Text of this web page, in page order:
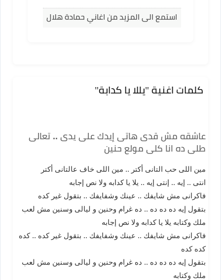
استمع الى المزيد من اغاني حمادة هلال
كلمات اغنية "يللا يا كدابة"
عاشقه مش قدى هاتى إيدك على يدى .. تعالى
طلى ده انا كلى مولع حنين
مين اللى حب التانى أكتر .. مين اللى خاف عالتانى أكتر
انتى .. إيه .. إنتى إيه .. يلا يا كدابه ولا نص إجابه
فاكرانى مش شايفك .. عينك وشفايفك .. بتقول غير كده
بتقول إيه ده ده ده .. ده غرام وحنين و ليالى وسنين مش لعب
ملك وكتابه يلا يا كدابه ولا نص إجابه
فاكرانى مش شايفك .. عينك وشفايفك .. بتقول غير كده .. كده
كده كده
بتقول إيه ده ده ده .. ده غرام وحنين و ليالى وسنين مش لعب
ملك وكتابه